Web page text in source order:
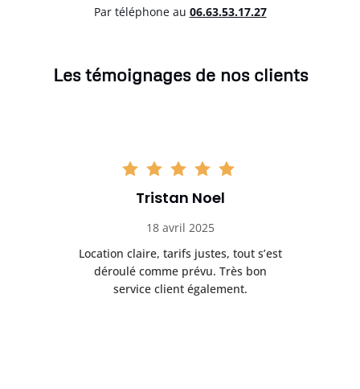
Par téléphone au 06.63.53.17.27
Les témoignages de nos clients
Tristan Noel
18 avril 2025
Location claire, tarifs justes, tout s’est
déroulé comme prévu. Très bon
service client également.